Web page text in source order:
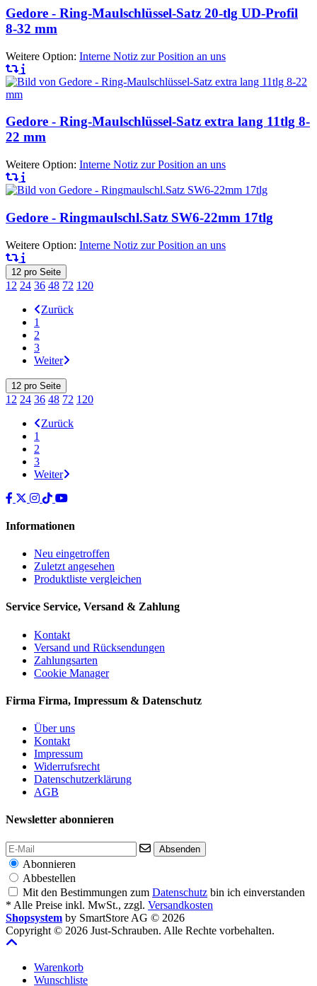
Gedore - Ring-Maulschlüssel-Satz 20-tlg UD-Profil
8-32 mm
Weitere Option: Interne Notiz zur Position an uns
Gedore - Ring-Maulschlüssel-Satz extra lang 11tlg 8-
22 mm
Weitere Option: Interne Notiz zur Position an uns
Gedore - Ringmaulschl.Satz SW6-22mm 17tlg
Weitere Option: Interne Notiz zur Position an uns
12 pro Seite
12 24 36 48 72 120
Zurück
1
2
3
Weiter
12 pro Seite
12 24 36 48 72 120
Zurück
1
2
3
Weiter
Informationen
Neu eingetroffen
Zuletzt angesehen
Produktliste vergleichen
Service Service, Versand & Zahlung
Kontakt
Versand und Rücksendungen
Zahlungsarten
Cookie Manager
Firma Firma, Impressum & Datenschutz
Über uns
Kontakt
Impressum
Widerrufsrecht
Datenschutzerklärung
AGB
Newsletter abonnieren
Absenden
Abonnieren
Abbestellen
Mit den Bestimmungen zum Datenschutz bin ich einverstanden
* Alle Preise inkl. MwSt., zzgl. Versandkosten
Shopsystem by SmartStore AG © 2026
Copyright © 2026 Just-Schrauben. Alle Rechte vorbehalten.
Warenkorb
Wunschliste